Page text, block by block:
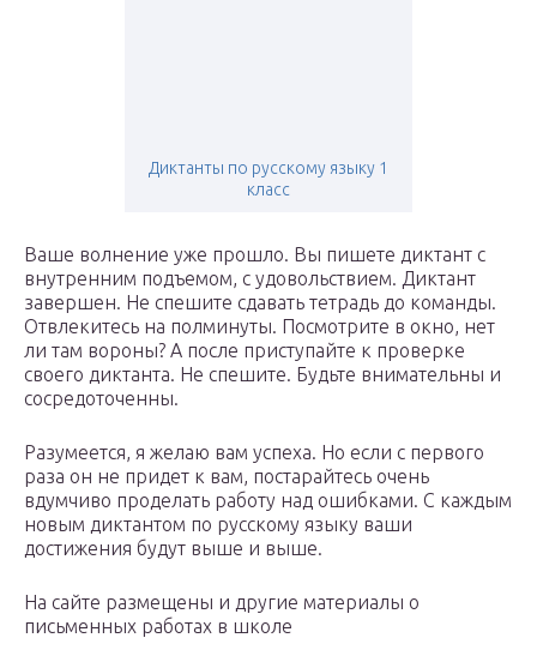
Диктанты по русскому языку 1
класс
Ваше волнение уже прошло. Вы пишете диктант с
внутренним подъемом, с удовольствием. Диктант
завершен. Не спешите сдавать тетрадь до команды.
Отвлекитесь на полминуты. Посмотрите в окно, нет
ли там вороны? А после приступайте к проверке
своего диктанта. Не спешите. Будьте внимательны и
сосредоточенны.
Разумеется, я желаю вам успеха. Но если с первого
раза он не придет к вам, постарайтесь очень
вдумчиво проделать работу над ошибками. С каждым
новым диктантом по русскому языку ваши
достижения будут выше и выше.
На сайте размещены и другие материалы о
письменных работах в школе